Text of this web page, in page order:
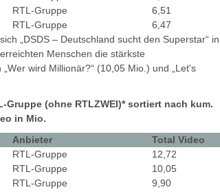
RTL-Gruppe
6,51
RTL-Gruppe
6,47
„DSDS – Deutschland sucht den Superstar“ in
Menschen die stärkste
wird Millionär?“ (10,05 Mio.) und „Let's
Gruppe (ohne RTLZWEI)* sortiert nach kum.
in Mio.
Anbieter
Total Video
RTL-Gruppe
12,72
RTL-Gruppe
10,05
RTL-Gruppe
9,90